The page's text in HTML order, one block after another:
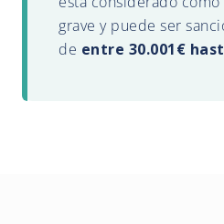
grave y puede ser
de entre 30.001€